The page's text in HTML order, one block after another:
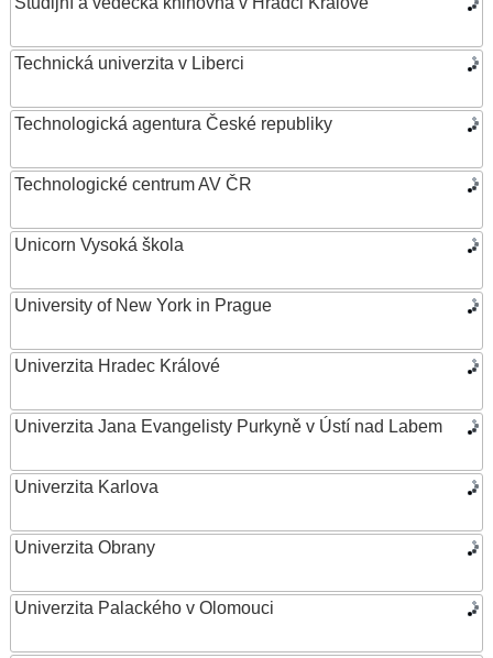
Technická univerzita v Liberci
Technologická agentura České republiky
Technologické centrum AV ČR
Unicorn Vysoká škola
University of New York in Prague
Univerzita Hradec Králové
Univerzita Jana Evangelisty Purkyně v Ústí nad Labem
Univerzita Karlova
Univerzita Obrany
Univerzita Palackého v Olomouci